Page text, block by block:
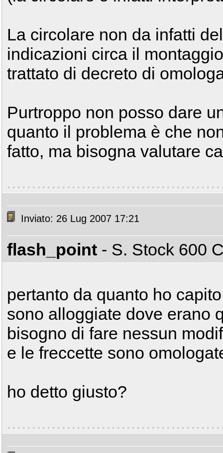
La circolare non da infatti
indicazioni circa il
trattato di decreto di
Purtroppo non posso dare
quanto il problema è che
fatto, ma bisogna valutare
Inviato: 26 Lug 2007 17:21
flash_point - S. Stock 600
pertanto da quanto ho
sono alloggiate dove erano
bisogno di fare nessun
e le freccette sono
ho detto giusto?